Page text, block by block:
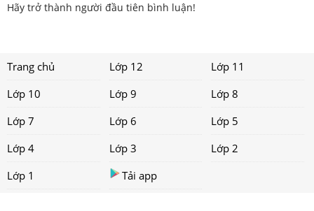
Hãy trở thành người đầu tiên bình luận!
Trang chủ Lớp 12
Lớp 11
Lớp 10
Lớp 9
Lớp 8
Lớp 7
Lớp 6
Lớp 5
Lớp 4
Lớp 3
Lớp 2
Lớp 1
Tải app